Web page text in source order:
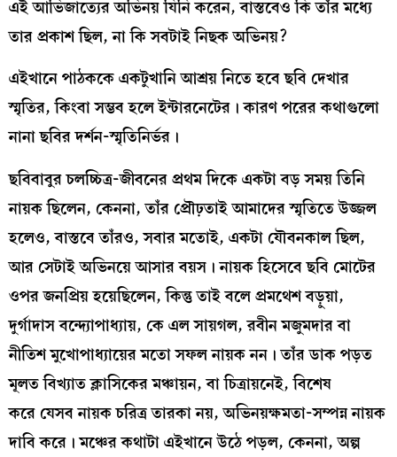
এই আভিজাত্যের অভিনয় যিনি করেন, বাস্তবেও কি তাঁর মধ্যে
তার প্রকাশ ছিল, না কি সবটাই নিছক অভিনয়?
এইখানে পাঠককে একটুখানি আশ্রয় নিতে হবে ছবি দেখার
স্মৃতির, কিংবা সম্ভব হলে ইন্টারনেটের। কারণ পরের কথাগুলো
নানা ছবির দর্শন-স্মৃতিনির্ভর।
ছবিবাবুর চলচ্চিত্র-জীবনের প্রথম দিকে একটা বড় সময় তিনি
নায়ক ছিলেন, কেননা, তাঁর প্রৌঢ়তাই আমাদের স্মৃতিতে উজ্জল
হলেও, বাস্তবে তাঁরও, সবার মতোই, একটা যৌবনকাল ছিল,
আর সেটাই অভিনয়ে আসার বয়স। নায়ক হিসেবে ছবি মোটের
ওপর জনপ্রিয় হয়েছিলেন, কিন্তু তাই বলে প্রমথেশ বড়ুয়া,
দুর্গাদাস বন্দ্যোপাধ্যায়, কে এল সায়গল, রবীন মজুমদার বা
নীতিশ মুখোপাধ্যায়ের মতো সফল নায়ক নন। তাঁর ডাক পড়ত
মূলত বিখ্যাত ক্লাসিকের মঞ্চায়ন, বা চিত্রায়নেই, বিশেষ
করে যেসব নায়ক চরিত্র তারকা নয়, অভিনয়ক্ষমতা-সম্পন্ন নায়ক
দাবি করে। মঞ্চের কথাটা এইখানে উঠে পড়ল, কেননা, অল্প